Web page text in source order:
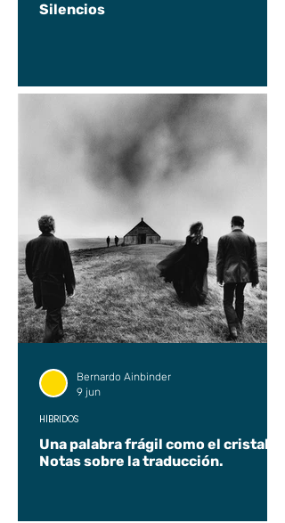
Silencios
Una palabra frágil como el cristal.
Notas sobre la traducción.
HÍBRIDOS
Bernardo Ainbinder
9 jun